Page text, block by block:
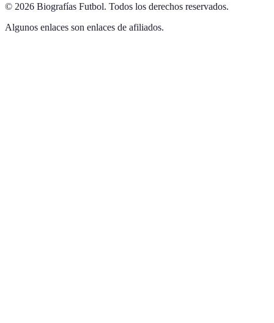
© 2026 Biografías Futbol. Todos los derechos reservados.
Algunos enlaces son enlaces de afiliados.